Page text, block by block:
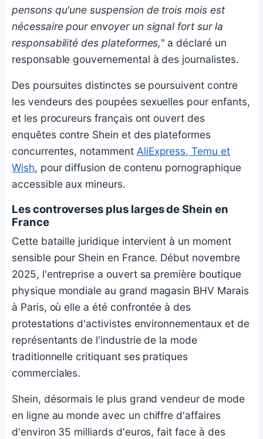
pensons qu'une suspension de trois mois est
nécessaire pour envoyer un signal fort sur la
responsabilité des plateformes," a déclaré un
responsable gouvernemental à des journalistes.
Des poursuites distinctes se poursuivent contre
les vendeurs des poupées sexuelles pour enfants,
et les procureurs français ont ouvert des
enquêtes contre Shein et des plateformes
concurrentes, notamment AliExpress, Temu et
Wish, pour diffusion de contenu pornographique
accessible aux mineurs.
Les controverses plus larges de Shein en
France
Cette bataille juridique intervient à un moment
sensible pour Shein en France. Début novembre
2025, l'entreprise a ouvert sa première boutique
physique mondiale au grand magasin BHV Marais
à Paris, où elle a été confrontée à des
protestations d'activistes environnementaux et de
représentants de l'industrie de la mode
traditionnelle critiquant ses pratiques
commerciales.
Shein, désormais le plus grand vendeur de mode
en ligne au monde avec un chiffre d'affaires
d'environ 35 milliards d'euros, fait face à des